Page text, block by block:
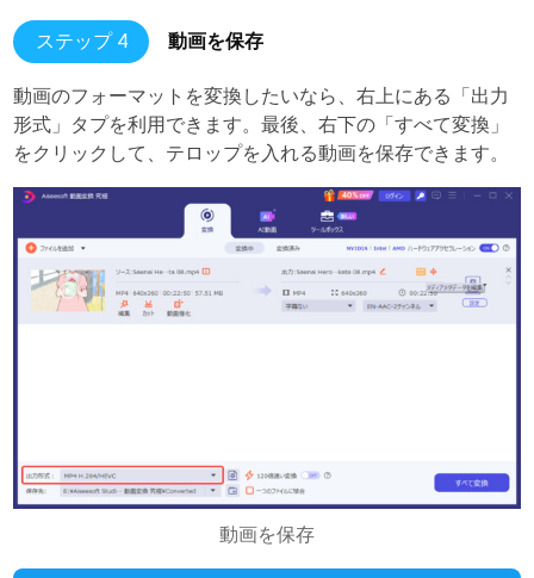
ステップ 4 動画を保存
動画のフォーマットを変換したいなら、右上にある「出力
形式」タプを利用できます。最後、右下の「すべて変換」
をクリックして、テロップを入れる動画を保存できます。
動画を保存